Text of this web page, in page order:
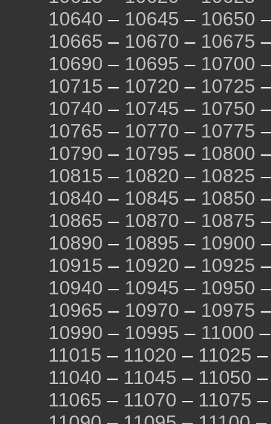
10640 – 10645 – 10650
10665 – 10670 – 10675
10690 – 10695 – 10700
10715 – 10720 – 10725
10740 – 10745 – 10750
10765 – 10770 – 10775
10790 – 10795 – 10800
10815 – 10820 – 10825
10840 – 10845 – 10850
10865 – 10870 – 10875
10890 – 10895 – 10900
10915 – 10920 – 10925
10940 – 10945 – 10950
10965 – 10970 – 10975
10990 – 10995 – 11000
11015 – 11020 – 11025
11040 – 11045 – 11050
11065 – 11070 – 11075